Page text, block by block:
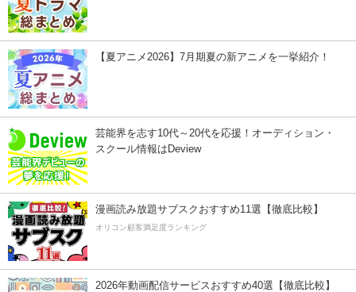
【夏アニメ2026】7月期夏の新アニメを一挙紹介！
芸能界を志す10代～20代を応援！オーディション・
スクール情報はDeview
漫画読み放題サブスクおすすめ11選【徹底比較】
オリコン顧客満足度ランキング
2026年動画配信サービスおすすめ40選【徹底比較】